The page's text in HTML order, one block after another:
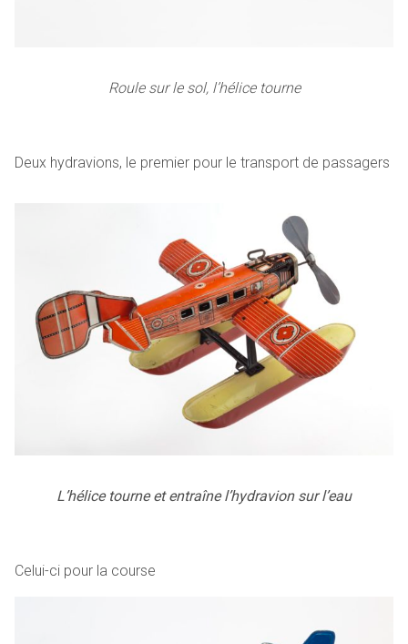
Roule sur le sol, l’hélice tourne
Deux hydravions, le premier pour le transport de passagers
L’hélice tourne et entraîne l’hydravion sur l’eau
Celui-ci pour la course